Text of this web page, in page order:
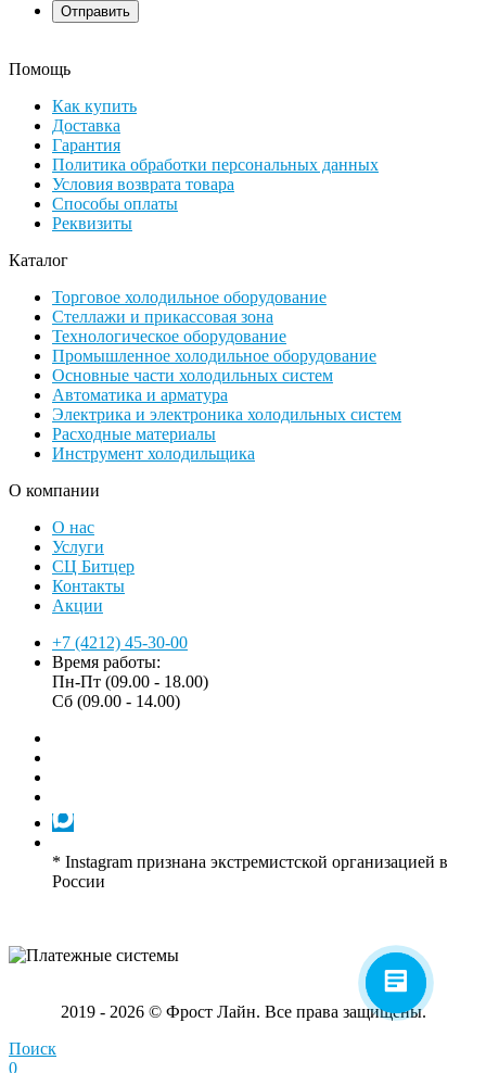
Помощь
Как купить
Доставка
Гарантия
Политика обработки персональных данных
Условия возврата товара
Способы оплаты
Реквизиты
Каталог
Торговое холодильное оборудование
Стеллажи и прикассовая зона
Технологическое оборудование
Промышленное холодильное оборудование
Основные части холодильных систем
Автоматика и арматура
Электрика и электроника холодильных систем
Расходные материалы
Инструмент холодильщика
О компании
О нас
Услуги
СЦ Битцер
Контакты
Акции
+7 (4212) 45-30-00
Время работы:
Пн-Пт (09.00 - 18.00)
Сб (09.00 - 14.00)
* Instagram признана экстремистской организацией в
России
2019 - 2026 © Фрост Лайн. Все права защищены.
Поиск
0